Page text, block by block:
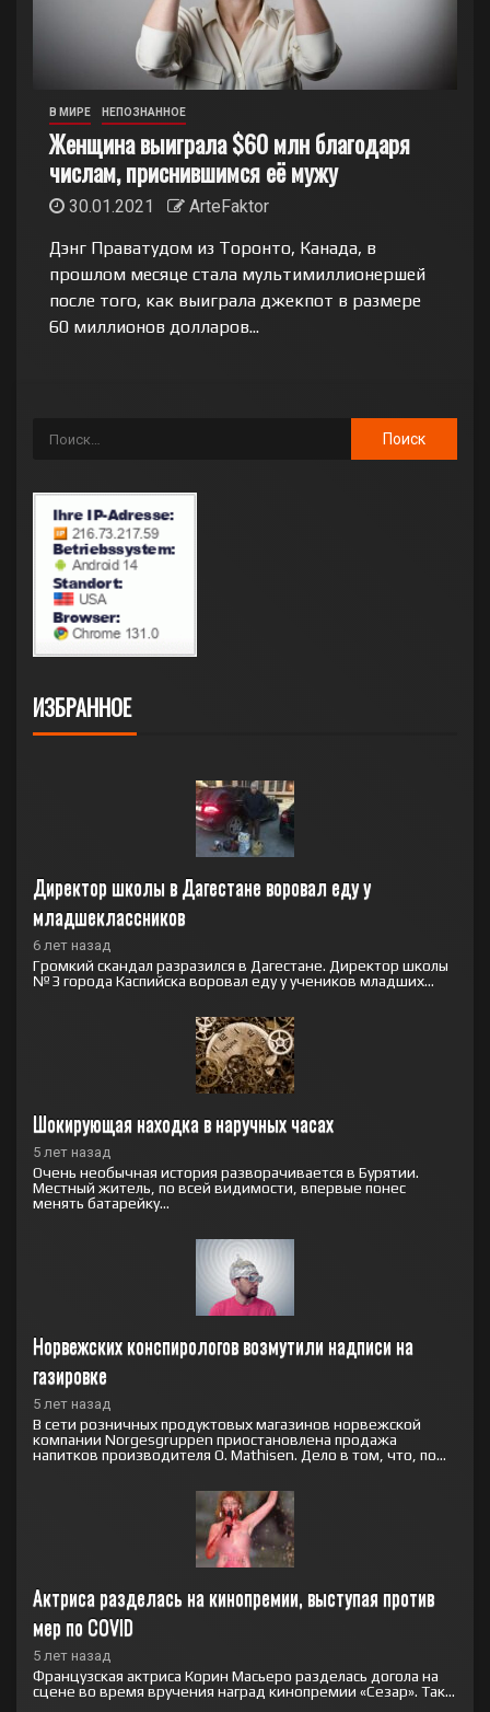
В МИРЕ НЕПОЗНАННОЕ
Женщина выиграла $60 млн благодаря
числам, приснившимся её мужу
30.01.2021
ArteFaktor
Дэнг Праватудом из Торонто, Канада, в
прошлом месяце стала мультимиллионершей
после того, как выиграла джекпот в размере
60 миллионов долларов...
ИЗБРАННОЕ
Директор школы в Дагестане воровал еду у
младшеклассников
6 лет назад
Громкий скандал разразился в Дагестане. Директор школы
№3 города Каспийска воровал еду у учеников младших...
Шокирующая находка в наручных часах
5 лет назад
Очень необычная история разворачивается в Бурятии.
Местный житель, по всей видимости, впервые понес
менять батарейку...
Норвежских конспирологов возмутили надписи на
газировке
5 лет назад
В сети розничных продуктовых магазинов норвежской
компании Norgesgruppen приостановлена продажа
напитков производителя O. Mathisen. Дело в том, что, по...
Актриса разделась на кинопремии, выступая против
мер по COVID
5 лет назад
Французская актриса Корин Масьеро разделась догола на
сцене во время вручения наград кинопремии «Сезар». Так...